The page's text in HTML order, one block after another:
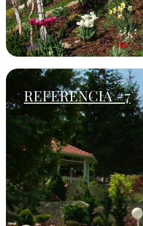
REFERENCIA #7